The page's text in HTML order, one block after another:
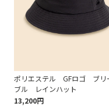
ポリエステル GFロゴ ブリ
ブル レインハット
13,200円